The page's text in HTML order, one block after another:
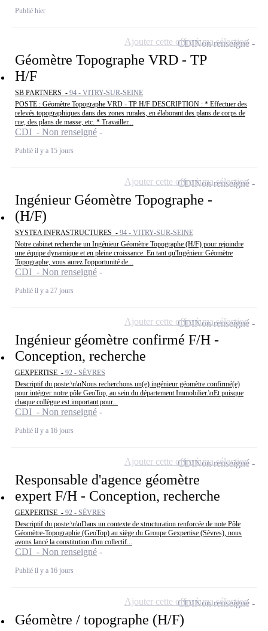
Publié hier
Géomètre Topographe VRD - TP
H/F
SB PARTNERS - 94 - VITRY-SUR-SEINE
POSTE : Géomètre Topographe VRD - TP H/F DESCRIPTION : * Effectuer des
relevés topographiques dans des zones rurales, en élaborant des plans de corps de
rue, des plans de masse, etc. * Travailler...
CDI - Non renseigné
Publié il y a 15 jours
CDINon renseigné
Ajouter cette offre à ma sélection
Ingénieur Géomètre Topographe -
(H/F)
SYSTEA INFRASTRUCTURES - 94 - VITRY-SUR-SEINE
Notre cabinet recherche un Ingénieur Géomètre Topographe (H/F) pour rejoindre
une équipe dynamique et en pleine croissance. En tant qu'Ingénieur Géomètre
Topographe, vous aurez l'opportunité de...
CDI - Non renseigné
Publié il y a 27 jours
CDINon renseigné
Ajouter cette offre à ma sélection
Ingénieur géomètre confirmé F/H -
Conception, recherche
GEXPERTISE - 92 - SÈVRES
Descriptif du poste:\n\nNous recherchons un(e) ingénieur géomètre confirmé(e)
pour intégrer notre pôle GeoTop, au sein du département Immobilier.\nEt puisque
chaque collègue est important pour...
CDI - Non renseigné
Publié il y a 16 jours
CDINon renseigné
Ajouter cette offre à ma sélection
Responsable d'agence géomètre
expert F/H - Conception, recherche
GEXPERTISE - 92 - SÈVRES
Descriptif du poste:\n\nDans un contexte de structuration renforcée de note Pôle
Géomètre-Topographie (GeoTop) au siège du Groupe Gexpertise (Sèvres), nous
avons lancé la constitution d'un collectif...
CDI - Non renseigné
Publié il y a 16 jours
CDINon renseigné
Ajouter cette offre à ma sélection
Géomètre / topographe (H/F)
CDINon renseigné
Ajouter cette offre à ma sélection